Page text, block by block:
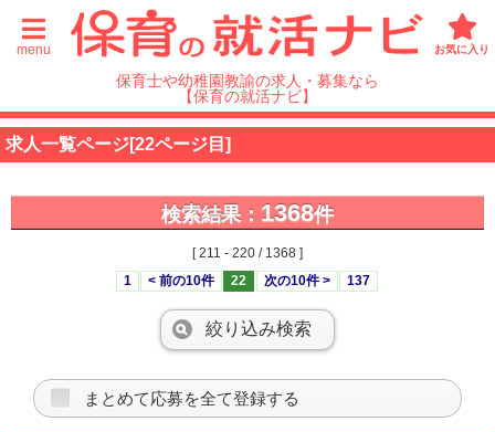
menu お気に入り
保育士や幼稚園教諭の求人・募集なら
【保育の就活ナビ】
求人一覧ページ[22ページ目]
検索結果： 1368件
[ 211 - 220 / 1368 ]
1
< 前の10件 22 次の10件 > 137
絞り込み検索
まとめて応募を全て登録する